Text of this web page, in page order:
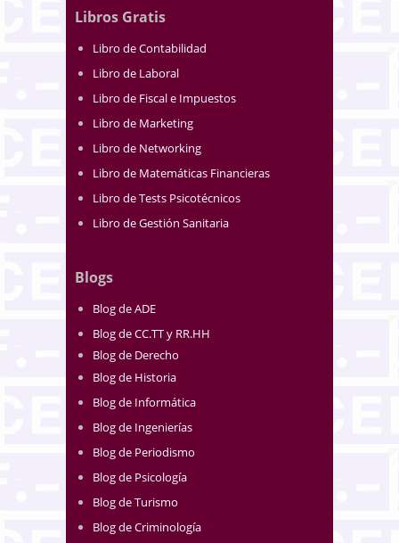
Libros Gratis
Libro de Contabilidad
Libro de Laboral
Libro de Fiscal e Impuestos
Libro de Marketing
Libro de Networking
Libro de Matemáticas Financieras
Libro de Tests Psicotécnicos
Libro de Gestión Sanitaria
Blogs
Blog de ADE
Blog de CC.TT y RR.HH
Blog de Derecho
Blog de Historia
Blog de Informática
Blog de Ingenierías
Blog de Periodismo
Blog de Psicología
Blog de Turismo
Blog de Criminología